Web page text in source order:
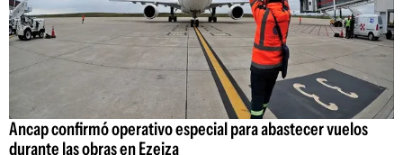
Ancap confirmó operativo especial para abastecer vuelos
durante las obras en Ezeiza